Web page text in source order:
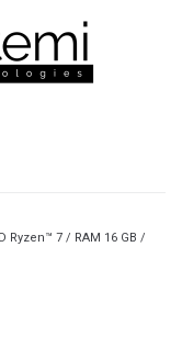
Ryzen™ 7 / RAM 16 GB /